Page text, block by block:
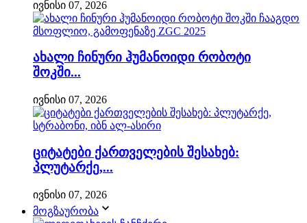
ივნისი 07, 2026
ახალი ჩინური ჰუმანოიდი რობოტი
შოკში...
ივნისი 07, 2026
ციტატები ქართველების შესახებ:
პლუტარქე,...
ივნისი 07, 2026
მოგზაურობა